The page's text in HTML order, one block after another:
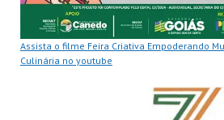
Assista o filme Feira Criativa Empoderando
Culinária no youtube